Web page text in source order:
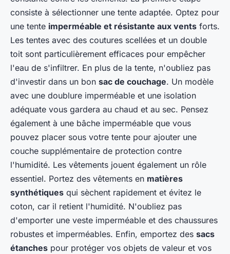
consiste à sélectionner une tente adaptée. Optez pour
une tente imperméable et résistante aux vents forts.
Les tentes avec des coutures scellées et un double
toit sont particulièrement efficaces pour empêcher
l'eau de s'infiltrer. En plus de la tente, n'oubliez pas
d'investir dans un bon sac de couchage. Un modèle
avec une doublure imperméable et une isolation
adéquate vous gardera au chaud et au sec. Pensez
également à une bâche imperméable que vous
pouvez placer sous votre tente pour ajouter une
couche supplémentaire de protection contre
l'humidité. Les vêtements jouent également un rôle
essentiel. Portez des vêtements en matières
synthétiques qui sèchent rapidement et évitez le
coton, car il retient l'humidité. N'oubliez pas
d'emporter une veste imperméable et des chaussures
robustes et imperméables. Enfin, emportez des sacs
étanches pour protéger vos objets de valeur et vos